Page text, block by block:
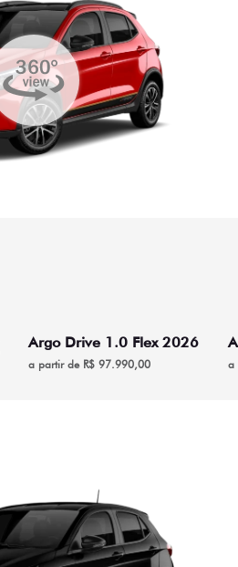
Argo Drive 1.0 Flex 2026
a partir de R$ 97.990,00 a